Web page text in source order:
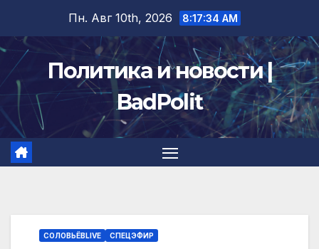
содержимому
Пн. Авг 10th, 2026 8:17:35 AM
Политика и новости |
BadPolit
СОЛОВЬЁВLIVE СПЕЦЭФИР